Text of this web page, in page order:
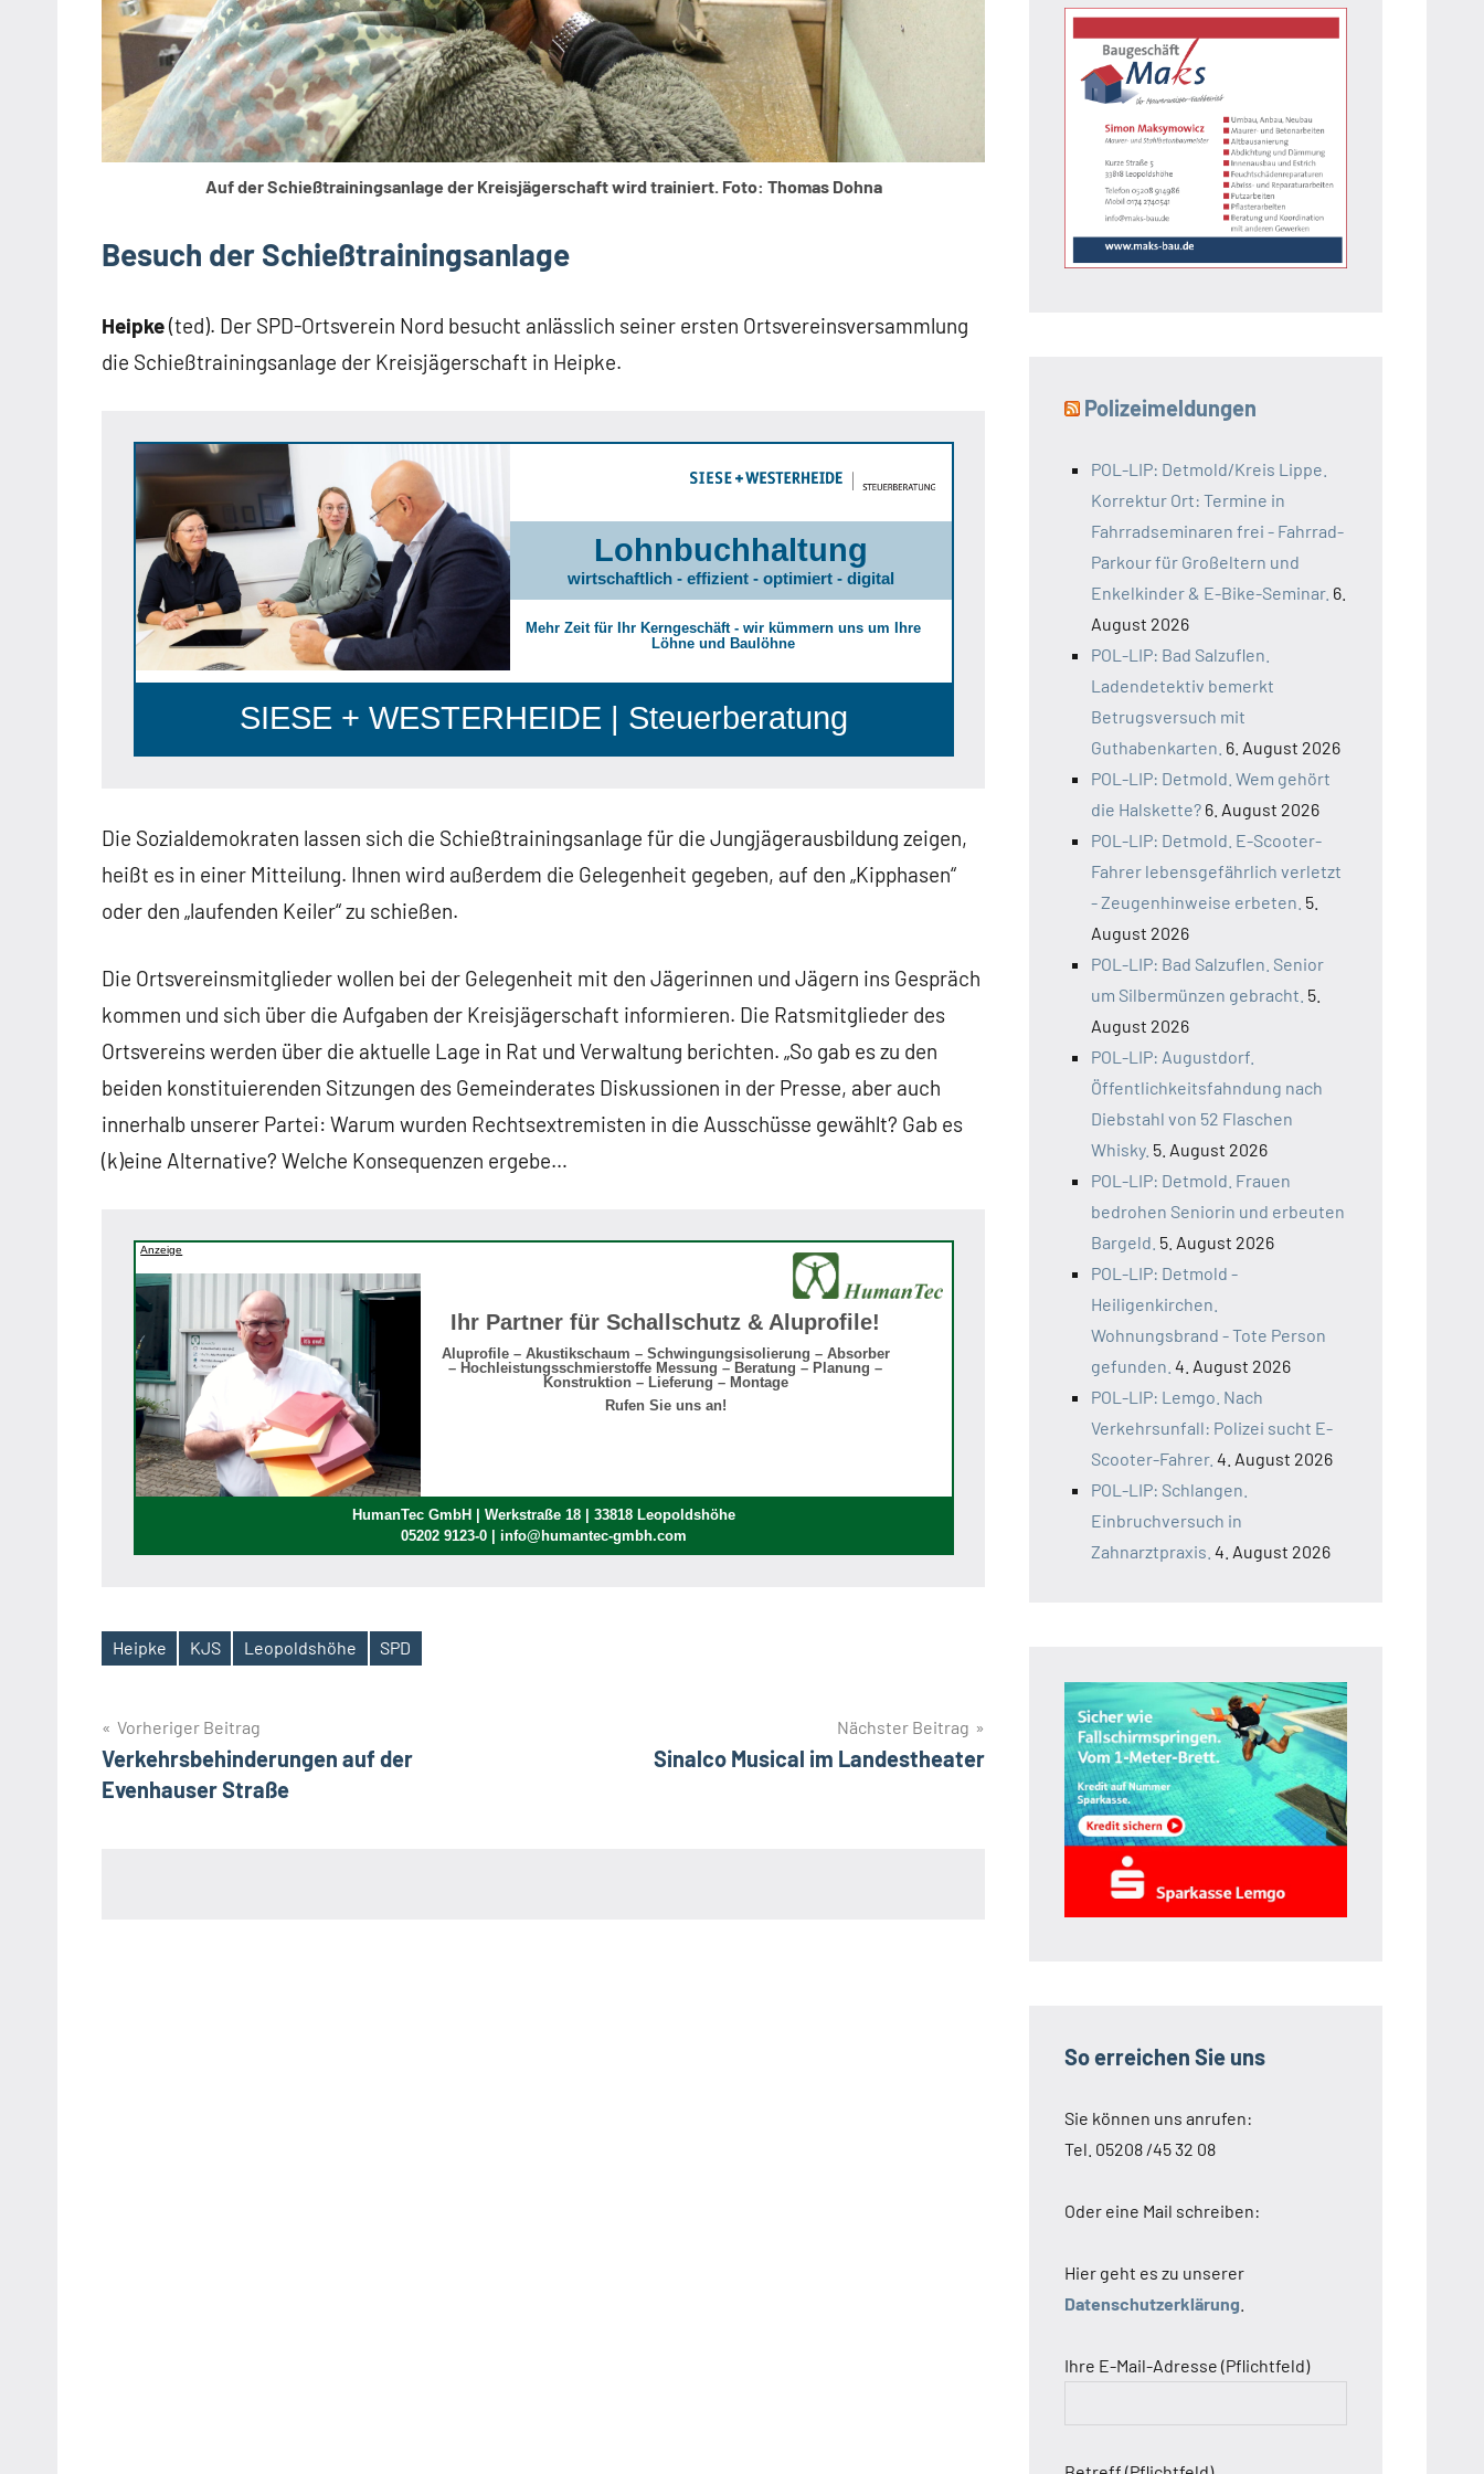
Auf der Schießtrainingsanlage der Kreisjägerschaft wird trainiert. Foto: Thomas Dohna
Besuch der Schießtrainingsanlage
Heipke(ted). Der SPD-Ortsverein Nord besucht anlässlich seiner ersten Ortsvereinsversammlung
die Schießtrainingsanlage der Kreisjägerschaft in Heipke.
Anzeige
Lohnbuchhaltung
wirtschaftlich - effizient - optimiert - digital
Mehr Zeit für Ihr Kerngeschäft - wir kümmern uns um Ihre
Löhne und Baulöhne
SIESE + WESTERHEIDE | Steuerberatung
Die Sozialdemokraten lassen sich die Schießtrainingsanlage für die Jungjägerausbildung zeigen,
heißt es in einer Mitteilung. Ihnen wird außerdem die Gelegenheit gegeben, auf den „Kipphasen“
oder den „laufenden Keiler“ zu schießen.
Die Ortsvereinsmitglieder wollen bei der Gelegenheit mit den Jägerinnen und Jägern ins Gespräch
kommen und sich über die Aufgaben der Kreisjägerschaft informieren. Die Ratsmitglieder des
Ortsvereins werden über die aktuelle Lage in Rat und Verwaltung berichten. „So gab es zu den
beiden konstituierenden Sitzungen des Gemeinderates Diskussionen in der Presse, aber auch
innerhalb unserer Partei: Warum wurden Rechtsextremisten in die Ausschüsse gewählt? Gab es
(k)eine Alternative? Welche Konsequenzen ergebe…
Anzeige
Ihr Partner für Schallschutz & Aluprofile!
Aluprofile – Akustikschaum – Schwingungsisolierung – Absorber
– Hochleistungsschmierstoffe Messung – Beratung – Planung –
Konstruktion – Lieferung – Montage
Rufen Sie uns an!
HumanTec GmbH | Werkstraße 18 | 33818 Leopoldshöhe
05202 9123-0 | info@humantec-gmbh.com
Schlagwörter
Heipke KJS Leopoldshöhe SPD
Beitragsnavigation
Vorheriger Beitrag
Verkehrsbehinderungen auf der
Evenhauser Straße
Nächster Beitrag
Sinalco Musical im Landestheater
Polizeimeldungen
POL-LIP: Detmold/Kreis Lippe.
Korrektur Ort: Termine in
Fahrradseminaren frei - Fahrrad-
Parkour für Großeltern und
Enkelkinder & E-Bike-Seminar. 6.
August 2026
POL-LIP: Bad Salzuflen.
Ladendetektiv bemerkt
Betrugsversuch mit
Guthabenkarten. 6. August 2026
POL-LIP: Detmold. Wem gehört
die Halskette? 6. August 2026
POL-LIP: Detmold. E-Scooter-
Fahrer lebensgefährlich verletzt
- Zeugenhinweise erbeten. 5.
August 2026
POL-LIP: Bad Salzuflen. Senior
um Silbermünzen gebracht. 5.
August 2026
POL-LIP: Augustdorf.
Öffentlichkeitsfahndung nach
Diebstahl von 52 Flaschen
Whisky. 5. August 2026
POL-LIP: Detmold. Frauen
bedrohen Seniorin und erbeuten
Bargeld. 5. August 2026
POL-LIP: Detmold -
Heiligenkirchen.
Wohnungsbrand - Tote Person
gefunden. 4. August 2026
POL-LIP: Lemgo. Nach
Verkehrsunfall: Polizei sucht E-
Scooter-Fahrer. 4. August 2026
POL-LIP: Schlangen.
Einbruchversuch in
Zahnarztpraxis. 4. August 2026
So erreichen Sie uns
Sie können uns anrufen:
Tel. 05208 /45 32 08
Oder eine Mail schreiben:
Hier geht es zu unserer
Datenschutzerklärung
Ihre E-Mail-Adresse (Pflichtfeld)